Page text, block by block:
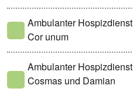
Ambulanter Hospizdienst
Cor unum
Ambulanter Hospizdienst
Cosmas und Damian